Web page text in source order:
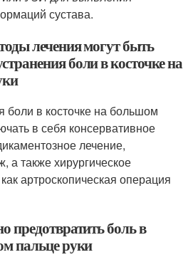
сустава.
лечения могут быть
боли в косточке на
боли в косточке на большом
в себя консервативное
лечение,
а также хирургическое
артроскопическая операция
предотвратить боль в
пальце руки